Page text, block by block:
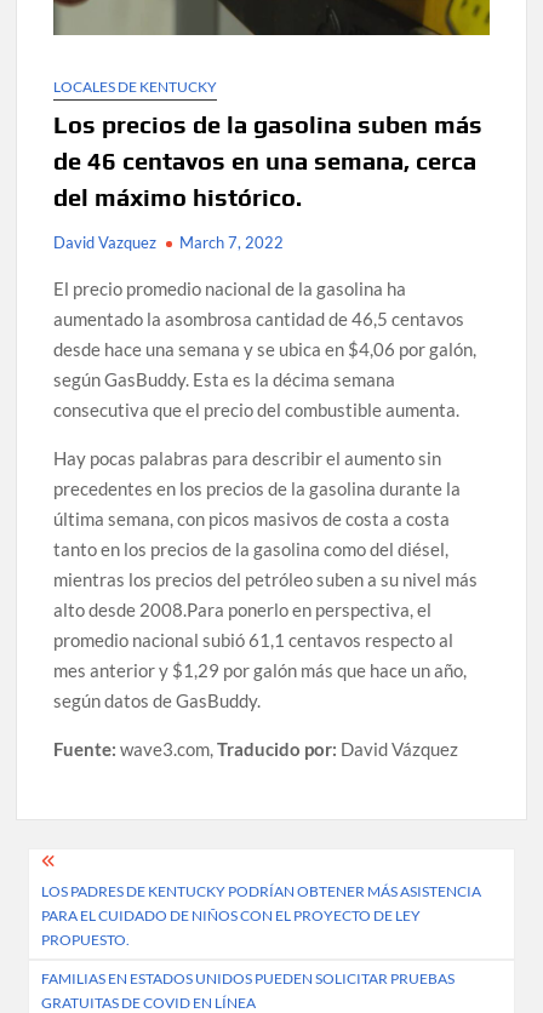
LOCALES DE KENTUCKY
Los precios de la gasolina suben más
de 46 centavos en una semana, cerca
del máximo histórico.
David Vazquez March 7, 2022
El precio promedio nacional de la gasolina ha
aumentado la asombrosa cantidad de 46,5 centavos
desde hace una semana y se ubica en $4,06 por galón,
según GasBuddy. Esta es la décima semana
consecutiva que el precio del combustible aumenta.
Hay pocas palabras para describir el aumento sin
precedentes en los precios de la gasolina durante la
última semana, con picos masivos de costa a costa
tanto en los precios de la gasolina como del diésel,
mientras los precios del petróleo suben a su nivel más
alto desde 2008.Para ponerlo en perspectiva, el
promedio nacional subió 61,1 centavos respecto al
mes anterior y $1,29 por galón más que hace un año,
según datos de GasBuddy.
Fuente: wave3.com,Traducido por: David Vázquez
Post
navigation
LOS PADRES DE KENTUCKY PODRÍAN OBTENER MÁS ASISTENCIA
PARA EL CUIDADO DE NIÑOS CON EL PROYECTO DE LEY
PROPUESTO.
FAMILIAS EN ESTADOS UNIDOS PUEDEN SOLICITAR PRUEBAS
GRATUITAS DE COVID EN LÍNEA